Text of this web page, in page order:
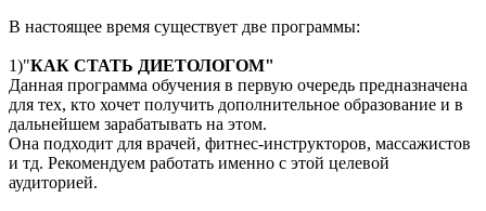
В настоящее время существует две программы:
1)"КАК СТАТЬ ДИЕТОЛОГОМ"
Данная программа обучения в первую очередь предназначена
для тех, кто хочет получить дополнительное образование и в
дальнейшем зарабатывать на этом.
Она подходит для врачей, фитнес-инструкторов, массажистов
и тд. Рекомендуем работать именно с этой целевой
аудиторией.